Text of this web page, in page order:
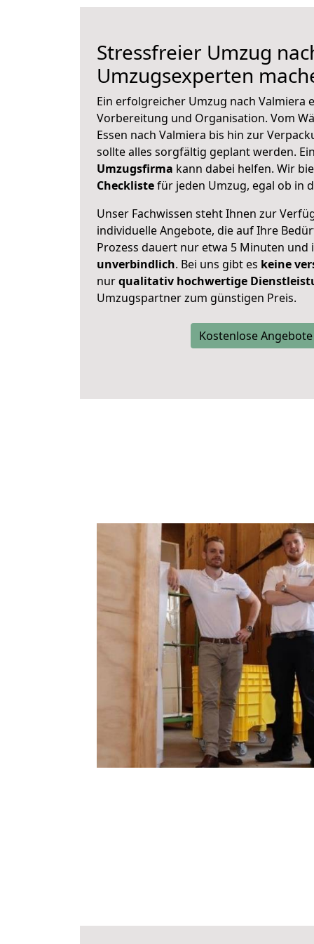
Stressfreier Umzug
Umzugsexperten
Ein erfolgreicher Umzug nach
Vorbereitung und Organisation. Vom
Essen nach Valmiera bis hin zur
sollte alles sorgfältig geplant werden.
Umzugsfirma kann dabei helfen. Wir
Checklistefür jeden Umzug, egal ob in
Unser Fachwissen steht Ihnen zur
individuelle Angebote, die auf Ihre
Prozess dauert nur etwa 5 Minuten und
unverbindlich. Bei uns gibt es keine
nurqualitativ hochwertige
Umzugspartner zum günstigen Preis.
Kostenlose